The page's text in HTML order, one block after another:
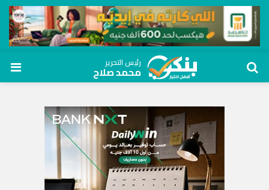
رئيس التحرير
محمد صلاح